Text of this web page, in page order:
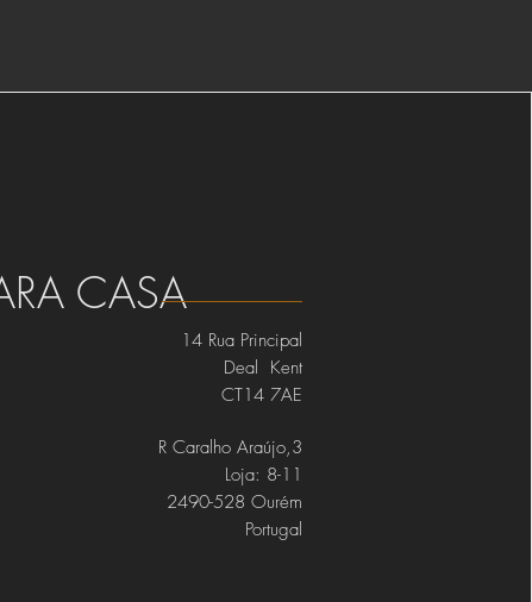
CASA
14 Rua Principal
Deal Kent
CT14 7AE
R Caralho Araújo,3
Loja: 8-11
2490-528 Ourém
Portugal